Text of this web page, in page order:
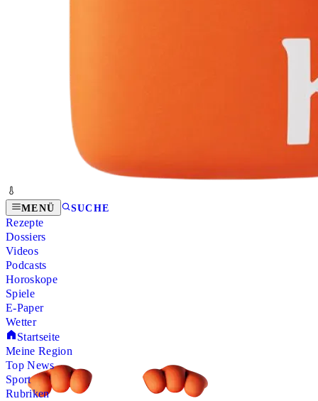
MENÜ SUCHE
Rezepte
Dossiers
Videos
Podcasts
Horoskope
Spiele
E-Paper
Wetter
Startseite
Meine Region
Top News
Sport
Rubriken